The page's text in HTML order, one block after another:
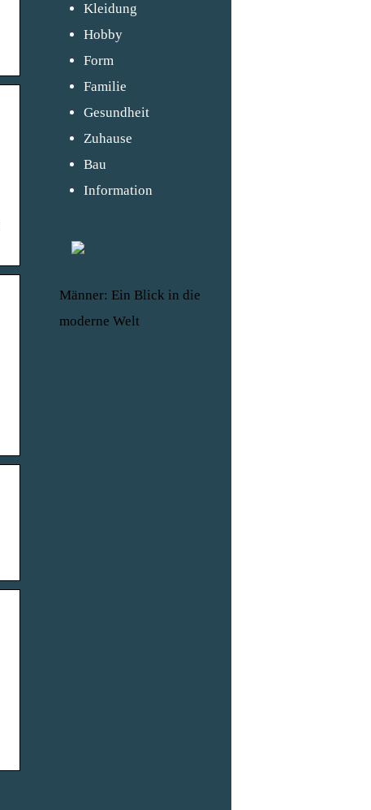
Kleidung
Hobby
Form
Familie
Gesundheit
Zuhause
Bau
Information
Männer: Ein Blick in die
moderne Welt